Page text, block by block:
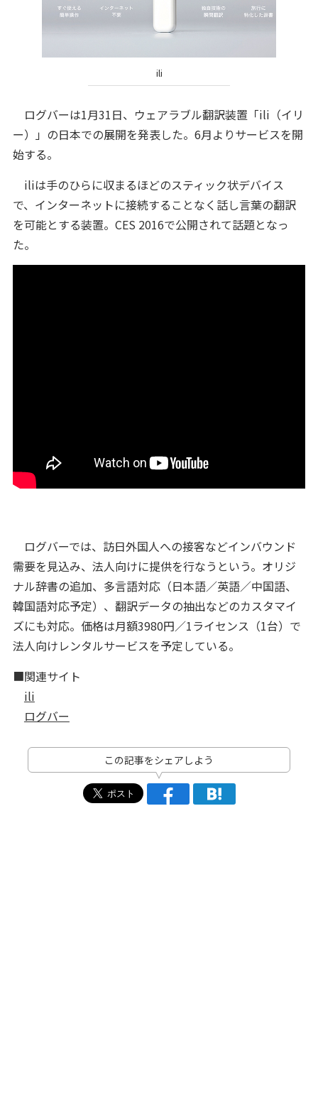
ili
ログバーは1月31日、ウェアラブル翻訳装置「ili（イリ
ー）」の日本での展開を発表した。6月よりサービスを開
始する。
iliは手のひらに収まるほどのスティック状デバイス
で、インターネットに接続することなく話し言葉の翻訳
を可能とする装置。CES 2016で公開されて話題となっ
た。
ログバーでは、訪日外国人への接客などインバウンド
需要を見込み、法人向けに提供を行なうという。オリジ
ナル辞書の追加、多言語対応（日本語／英語／中国語、
韓国語対応予定）、翻訳データの抽出などのカスタマイ
ズにも対応。価格は月額3980円／1ライセンス（1台）で
法人向けレンタルサービスを予定している。
■関連サイト
ili
ログバー
この記事をシェアしよう